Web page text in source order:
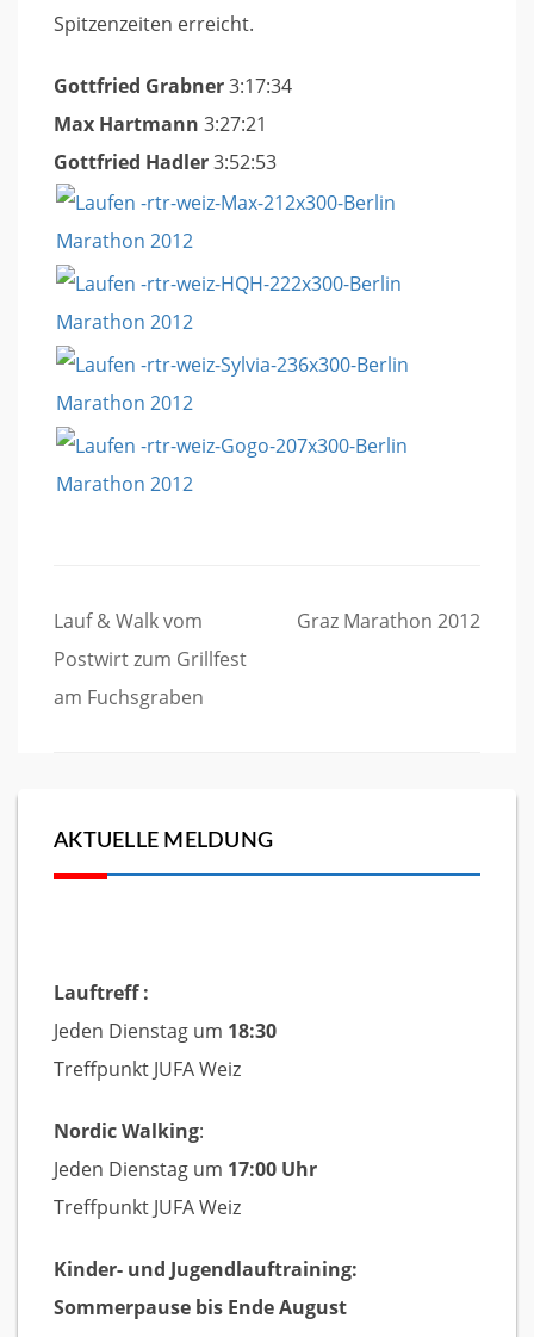
Spitzenzeiten erreicht.
Gottfried Grabner3:17:34
Max Hartmann 3:27:21
Gottfried Hadler3:52:53
Beitragsnavigation
Lauf & Walk vom
Postwirt zum Grillfest
am Fuchsgraben
Graz Marathon 2012
AKTUELLE MELDUNG
Lauftreff :
Jeden Dienstag um 18:30
Treffpunkt JUFA Weiz
Nordic Walking:
Jeden Dienstag um 17:00 Uhr
Treffpunkt JUFA Weiz
Kinder- und Jugendlauftraining:
Sommerpause bis Ende August